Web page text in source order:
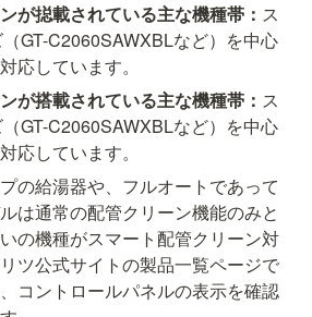
が搃載されている主な機種帯： ス
GT-C2060SAWXBLなど）を中心
応しています。
が搭載されている主な機種帯： ス
GT-C2060SAWXBLなど）を中心
応しています。
の給湯器や、フルオートであって
は通常の配管クリーン機能のみと
の機種がスマート配管クリーン対
ツ公式サイトの製品一覧ページで
コントロールパネルの表示を確認